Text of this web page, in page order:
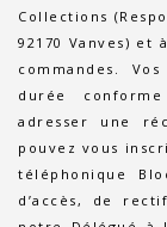
Collections
92170 Vanves) et
commandes.
durée
adresser une
pouvez vous
téléphonique
d’accès, de